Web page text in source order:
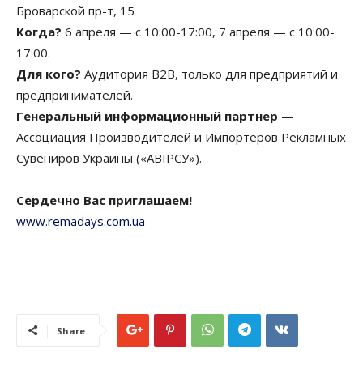
Броварской пр-т, 15
Когда? 6 апреля — с 10:00-17:00, 7 апреля — с 10:00-
17:00.
Для кого? Аудитория B2B, только для предприятий и
предпринимателей.
Генеральный информационный партнер —
Ассоциация Производителей и Импортеров Рекламных
Сувениров Украины («АВІРСУ»).
Сердечно Вас приглашаем!
www.remadays.com.ua
Share